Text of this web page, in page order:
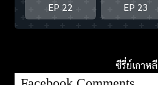
EP 22 EP 23
ซีรี่ย์เกาหลี